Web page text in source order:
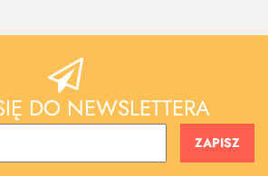
DO NEWSLETTERA